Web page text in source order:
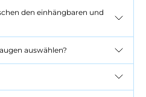
den einhängbaren und
auswählen?